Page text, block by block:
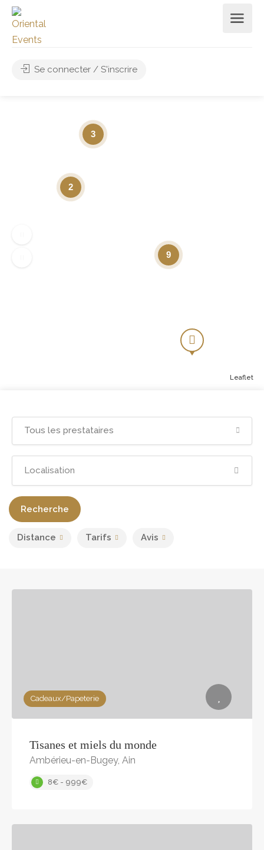
Se connecter / S'inscrire
Tous les prestataires
Recherche
Distance Tarifs Avis
Cadeaux/Papeterie
Tisanes et miels du monde
Ambérieu-en-Bugey, Ain
8€ - 999€
9
3
2
Leaflet